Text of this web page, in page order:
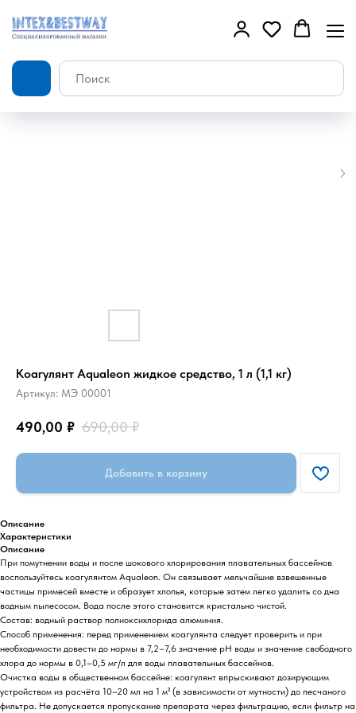
Коагулянт Aqualeon жидкое средство, 1 л (1,1 кг)
Артикул: МЭ 00001
490,00 ₽ 690,00 ₽
Добавить в корзину
Описание
Характеристики
Описание
При помутнении воды и после шокового хлорирования плавательных бассейнов
воспользуйтесь коагулянтом Aqualeon. Он связывает мельчайшие взвешенные
частицы примесей вместе и образует хлопья, которые затем легко удалить со дна
водным пылесосом. Вода после этого становится кристально чистой.
Состав: водный раствор полиоксихлорида алюминия.
Способ применения: перед применением коагулянта следует проверить и при
необходимости довести до нормы в 7,2–7,6 значение рН воды и значение свободного
хлора до нормы в 0,1–0,5 мг/л для воды плавательных бассейнов.
Очистка воды в общественном бассейне: коагулянт впрыскивают дозирующим
устройством из расчёта 10–20 мл на 1 м³ (в зависимости от мутности) до песчаного
фильтра. Не допускается пропускание препарата через фильтрацию, если фильтр на